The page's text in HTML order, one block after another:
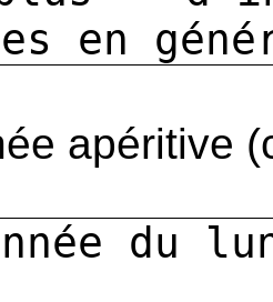
en
apéritive
du